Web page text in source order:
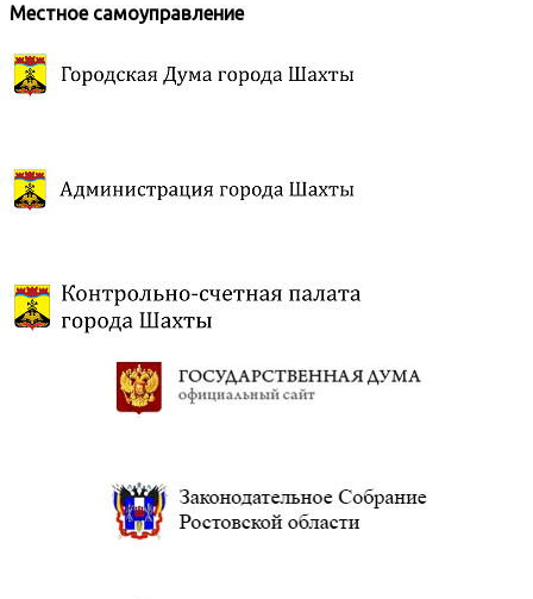
Местное самоуправление